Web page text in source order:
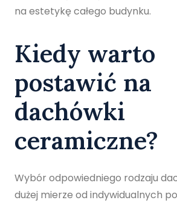
na estetykę całego budynku.
Kiedy warto
postawić na
dachówki
ceramiczne?
Wybór odpowiedniego rodzaju
dużej mierze od indywidualnych